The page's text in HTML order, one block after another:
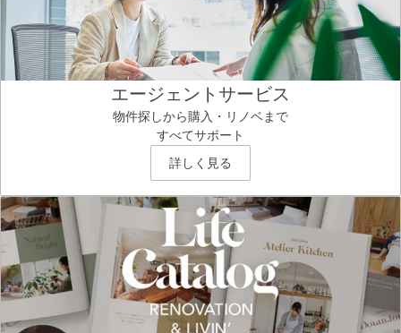
エージェントサービス
物件探しから購入・リノベまで
すべてサポート
詳しく見る